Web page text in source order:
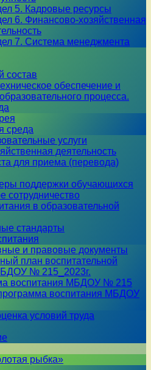
5. Кадровые ресурсы
6. Финансово-хозяйственная
7. Система менеджмента
состав
обеспечение и
процесса.
среда
услуги
деятельность
для приема (перевода)
поддержки обучающихся
сотрудничество
в образовательной
стандарты
и правовые документы
план воспитательной
№ 215_2023г.
воспитания МБДОУ № 215
воспитания МБДОУ
условий труда
рыбка»